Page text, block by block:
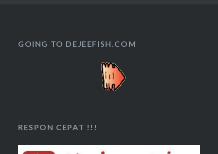
GOING TO DEJEEFISH.COM
RESPON CEPAT !!!